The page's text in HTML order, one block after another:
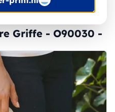
Griffe - O90030 -